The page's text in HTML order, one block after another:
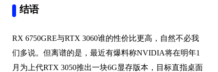
结语
RX 6750GRE与RTX 3060谁的性价比更高，自然不必我
们多说。但离谱的是，最近有爆料称NVIDIA将在明年1
月为上代RTX 3050推出一块6G显存版本，目标直指桌面